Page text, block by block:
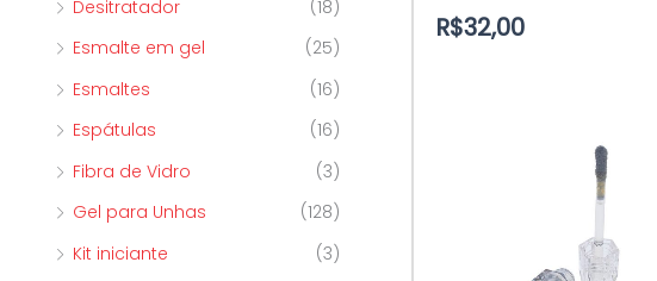
Desitratador
(18)
Esmalte em gel
(25)
Esmaltes
(16)
Espátulas
(16)
Fibra de Vidro
(3)
Gel para Unhas
(128)
Kit iniciante
(3)
R$32,00